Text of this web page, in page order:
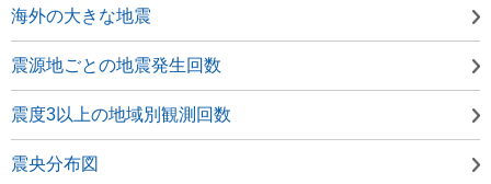
海外の大きな地震
震源地ごとの地震発生回数
震度3以上の地域別観測回数
震央分布図